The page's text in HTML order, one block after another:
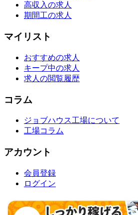
高収入の求人
期間工の求人
マイリスト
おすすめの求人
キープ中の求人
求人の閲覧履歴
コラム
ジョブハウス工場について
工場コラム
アカウント
会員登録
ログイン